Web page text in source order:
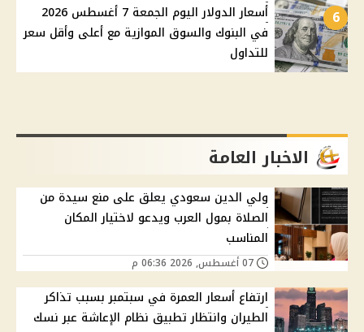
6
أسعار الدولار اليوم الجمعة 7 أغسطس 2026
في البنوك والسوق الموازية مع أعلى وأقل سعر
للتداول
الاخبار العامة
ولي الدين سعودي يعلق على منع سيدة من
الصلاة بمول العرب ويدعو لاختيار المكان
المناسب
ارتفاع أسعار العمرة في سبتمبر بسبب تذاكر
الطيران وانتظار تطبيق نظام الإعاشة عبر نسك